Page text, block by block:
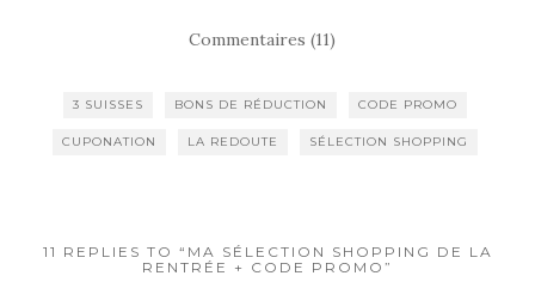
Commentaires (11)
3 SUISSES BONS DE RÉDUCTION CODE PROMO
CUPONATION LA REDOUTE SÉLECTION SHOPPING
11 REPLIES TO “MA SÉLECTION SHOPPING DE LA
RENTRÉE + CODE PROMO”